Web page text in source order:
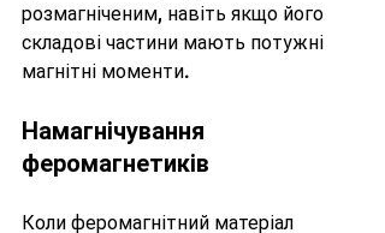
розмагніченим, навіть якщо його
складові частини мають потужні
магнітні моменти.
Намагнічування
феромагнетиків
Коли феромагнітний матеріал